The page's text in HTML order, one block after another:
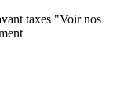
taxes "Voir nos